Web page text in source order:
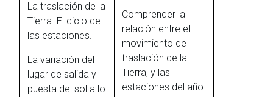
La traslación de la
Tierra. El ciclo de
las estaciones.
La variación del
lugar de salida y
puesta del sol a lo
Comprender la
relación entre el
movimiento de
traslación de la
Tierra, y las
estaciones del año.